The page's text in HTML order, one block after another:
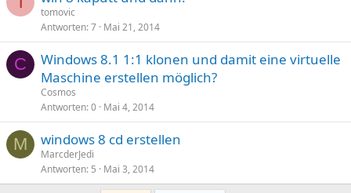
tomovic
Antworten 7 Mai 21, 2014
C
Windows 8.1 1:1 klonen und damit eine virtuelle
Maschine erstellen möglich?
Cosmos
Antworten 0 Mai 4, 2014
M windows 8 cd erstellen
MarcderJedi
Antworten 5 Mai 3, 2014